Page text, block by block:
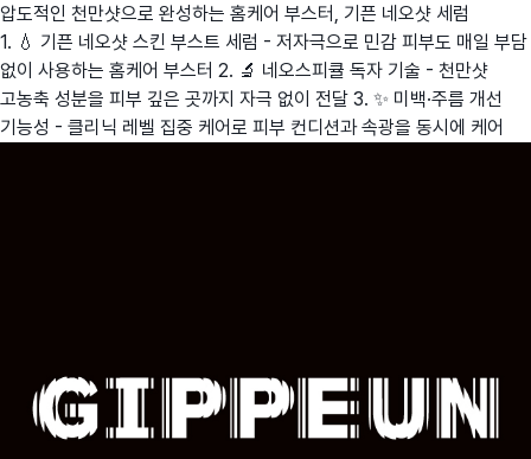
압도적인 천만샷으로 완성하는 홈케어 부스터, 기픈 네오샷 세럼
1. 💧 기픈 네오샷 스킨 부스트 세럼 - 저자극으로 민감 피부도 매일 부담
없이 사용하는 홈케어 부스터 2. 🔬 네오스피큘 독자 기술 - 천만샷
고농축 성분을 피부 깊은 곳까지 자극 없이 전달 3. ✨ 미백·주름 개선
기능성 - 클리닉 레벨 집중 케어로 피부 컨디션과 속광을 동시에 케어